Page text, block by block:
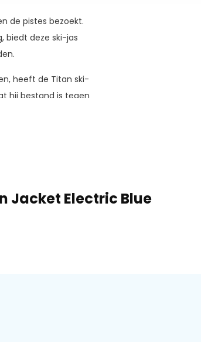
de pistes bezoekt.
biedt deze ski-jas
heeft de Titan ski-
hij bestand is tegen
Jacket Electric Blue